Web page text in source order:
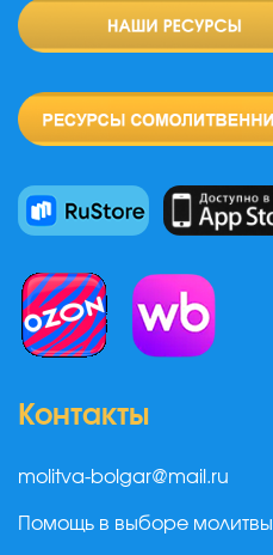
Контакты
molitva-bolgar@mail.ru
Помощь в выборе молитвы